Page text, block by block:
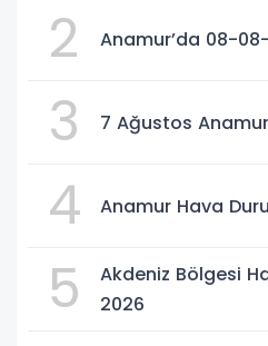
2 Anamur’da 08-
3 7 Ağustos
4 Anamur Hava
5
Akdeniz Bölgesi
2026